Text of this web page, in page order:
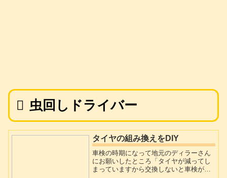
虫回しドライバー
タイヤの組み換えをDIY
車検の時期になって地元のディラーさん
にお願いしたところ「タイヤが減ってし
まっていますから交換しないと車検が通